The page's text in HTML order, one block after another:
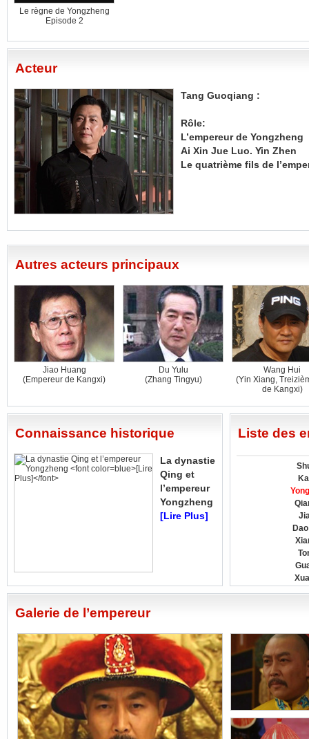
Le règne de Yongzheng
Episode 2
Acteur
Tang Guoqiang :
Rôle:
L’empereur de Yongzheng
Ai Xin Jue Luo. Yin Zhen
Le quatrième fils de
Autres acteurs principaux
Jiao Huang
(Empereur de Kangxi)
Du Yulu
(Zhang Tingyu)
Wang Hui
(Yin Xiang,
de Kangxi)
Connaissance historique
La dynastie
Qing et
l’empereur
Yongzheng
[Lire Plus]
Liste des
Galerie de l’empereur